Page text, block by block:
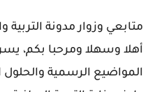
متابعي وزوار مدونة التربية
أهلا وسهلا ومرحبا بكم،
المواضيع الرسمية